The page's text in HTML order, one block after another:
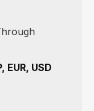
EUR, USD